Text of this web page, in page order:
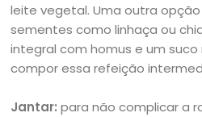
leite vegetal. Uma outra
sementes como linhaça ou
integral com homus e um
compor essa refeição
Jantar:para não complicar a